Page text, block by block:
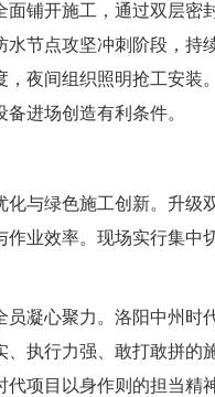
铺开施工，通过双层
水节点攻坚冲刺阶段，
夜间组织照明抢工安
进场创造有利条件。
与绿色施工创新。升
业效率。现场实行集
凝心聚力。洛阳中州
执行力强、敢打敢拼
项目以身作则的担当